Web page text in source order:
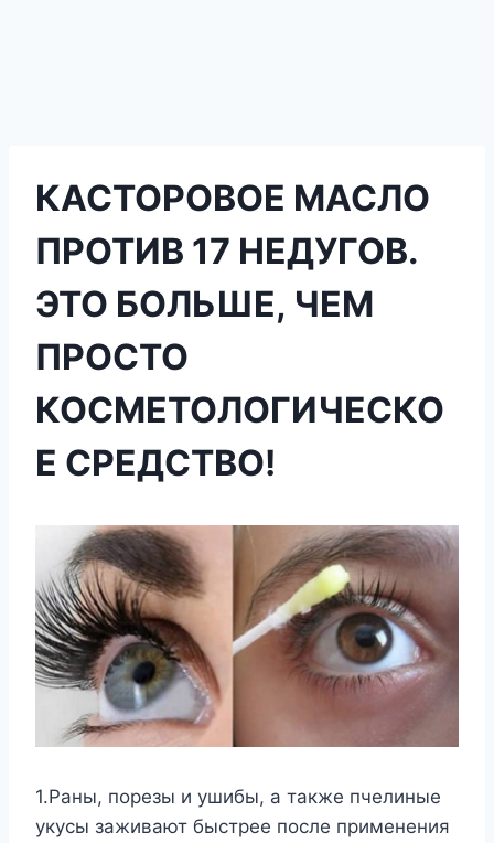
КАСТОРОВОЕ МАСЛО
ПРОТИВ 17 НЕДУГОВ.
ЭТО БОЛЬШЕ, ЧЕМ
ПРОСТО
КОСМЕТОЛОГИЧЕСКО
Е СРЕДСТВО!
1.Раны, порезы и ушибы, а также пчелиные
укусы заживают быстрее после применения